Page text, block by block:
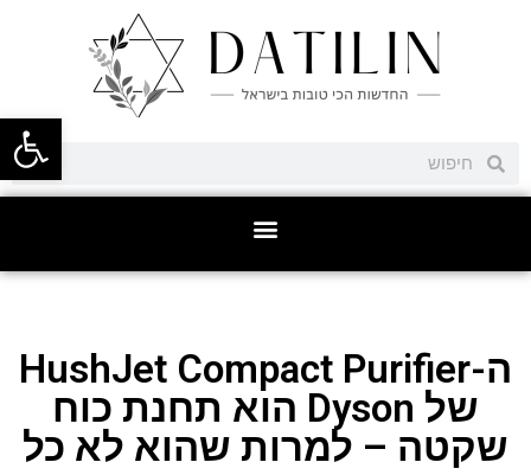
פתח
ה-HushJet Compact Purifier
של Dyson הוא תחנת כוח
שקטה – למרות שהוא לא כל